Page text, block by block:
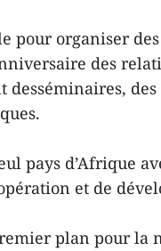
pour organiser
des
des
pays d’Afrique
et de
plan pour la